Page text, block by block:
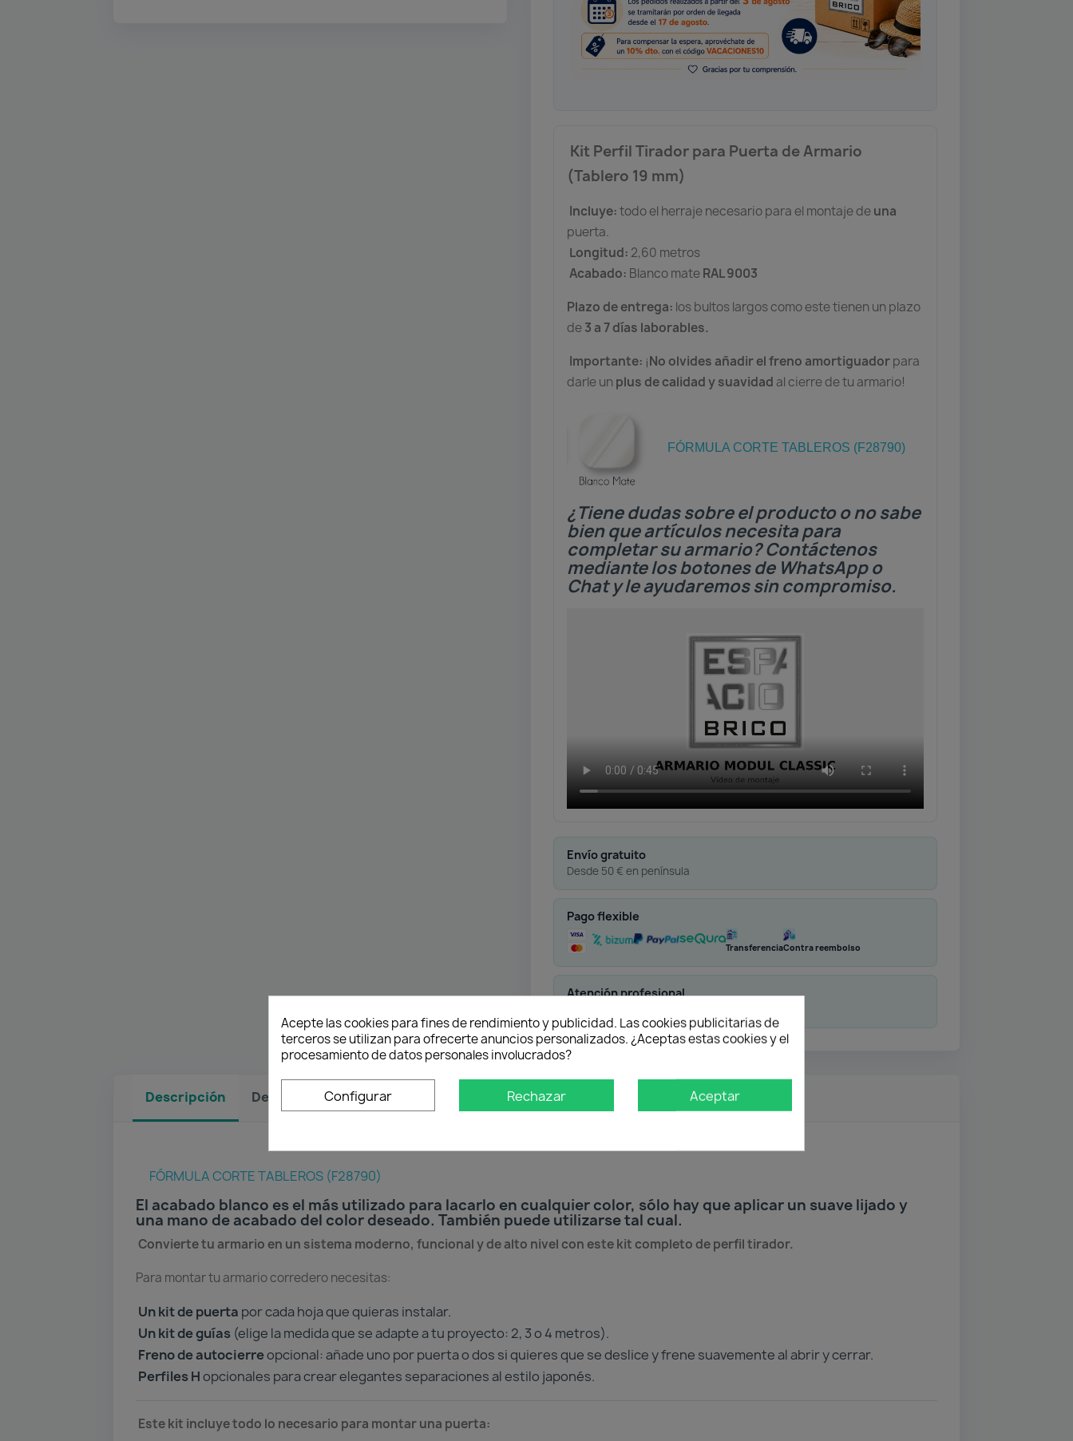
Kit Perfil Tirador para Puerta de Armario
(Tablero 19 mm)
Incluye:todo el herraje necesario para el montaje deuna
puerta.
Longitud: 2,60 metros
Acabado: Blanco mateRAL 9003
Plazo de entrega: los bultos largos como este tienen un plazo
de3 a 7 días laborables.
Importante: ¡No olvides añadir el freno amortiguadorpara
darle un plus de calidad y suavidad al cierre de tu armario!
FÓRMULA CORTE TABLEROS (F28790)
¿Tiene dudas sobre el producto o no sabe
bien que artículos necesita para
completar su armario? Contáctenos
mediante los botones de WhatsApp o
Chat y le ayudaremos sin compromiso.
Envío gratuito
Desde 50 € en península
Pago flexible
TransferenciaContra reembolso
Atención profesional
Descripción Detalles del producto
FÓRMULA CORTE TABLEROS (F28790)
El acabado blanco es el más utilizado para lacarlo en cualquier color, sólo hay que aplicar un suave lijado y
una mano de acabado del color deseado. También puede utilizarse tal cual.
Convierte tu armario en un sistema moderno, funcional y de alto nivel con este kit completo de perfil tirador.
Para montar tu armario corredero necesitas:
Un kit de puerta por cada hoja que quieras instalar.
Un kit de guías (elige la medida que se adapte a tu proyecto: 2, 3 o 4 metros).
Freno de autocierreopcional: añade uno por puerta o dos si quieres que se deslice y frene suavemente al abrir y cerrar.
Perfiles Hopcionales para crear elegantes separaciones al estilo japonés.
Este kit incluye todo lo necesario para montar una puerta:
Acepte las cookies para fines de rendimiento y publicidad. Las cookies publicitarias de
terceros se utilizan para ofrecerte anuncios personalizados. ¿Aceptas estas cookies y el
procesamiento de datos personales involucrados?
Configurar Rechazar Aceptar